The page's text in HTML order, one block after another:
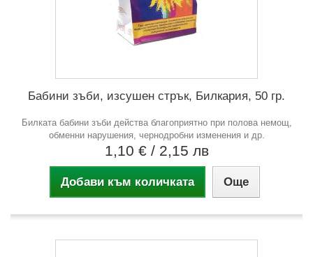
Бабини зъби, изсушен стрък, Билкария, 50 гр.
Билката бабини зъби действа благоприятно при полова немощ,
обменни нарушения, чернодробни изменения и др.
1,10 € / 2,15 лв
Добави към количката Още